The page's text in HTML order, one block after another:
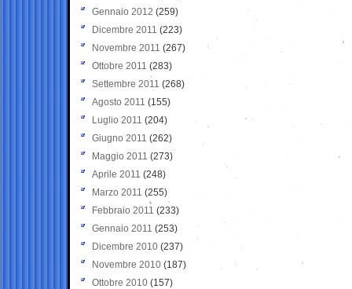
Gennaio 2012 (259)
Dicembre 2011 (223)
Novembre 2011 (267)
Ottobre 2011 (283)
Settembre 2011 (268)
Agosto 2011 (155)
Luglio 2011 (204)
Giugno 2011 (262)
Maggio 2011 (273)
Aprile 2011 (248)
Marzo 2011 (255)
Febbraio 2011 (233)
Gennaio 2011 (253)
Dicembre 2010 (237)
Novembre 2010 (187)
Ottobre 2010 (157)